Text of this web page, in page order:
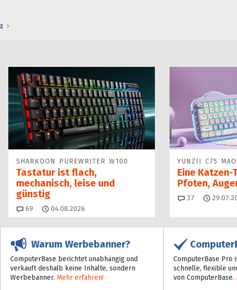
SHARKOON PUREWRITER W100
Tastatur ist flach,
mechanisch, leise und
günstig
69 Kommentare
04.08.2026
YUNZII C75
Eine
Pfoten,
37 Kommentare
Warum Werbebanner?
ComputerBase berichtet unabhängig und
verkauft deshalb keine Inhalte, sondern
Werbebanner. Mehr erfahren!
ComputerBase Pro
schnelle, flexible
von ComputerBase.